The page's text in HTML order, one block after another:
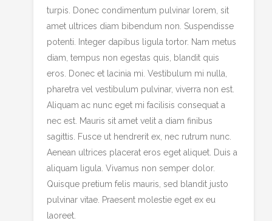
turpis. Donec condimentum pulvinar lorem, sit
amet ultrices diam bibendum non. Suspendisse
potenti. Integer dapibus ligula tortor. Nam metus
diam, tempus non egestas quis, blandit quis
eros. Donec et lacinia mi. Vestibulum mi nulla,
pharetra vel vestibulum pulvinar, viverra non est.
Aliquam ac nunc eget mi facilisis consequat a
nec est. Mauris sit amet velit a diam finibus
sagittis. Fusce ut hendrerit ex, nec rutrum nunc.
Aenean ultrices placerat eros eget aliquet. Duis a
aliquam ligula. Vivamus non semper dolor.
Quisque pretium felis mauris, sed blandit justo
pulvinar vitae. Praesent molestie eget ex eu
laoreet.